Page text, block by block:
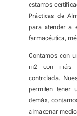
estamos
Prácticas de
para atender a
farmacéutica,
Contamos con
m2 con más
controlada.
permiten tener
demás,
almacenar